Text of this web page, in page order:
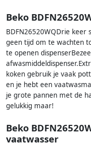
Beko
BDFN26520WQDrie keer
geen tijd om te wachten
te openen
koken gebruik je vaak
en je hebt een
je grote pannen met de
gelukkig maar!
Beko
vaatwasser